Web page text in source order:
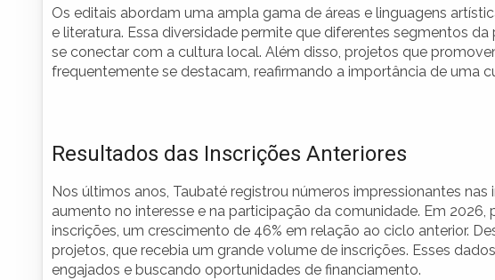
Os editais abordam uma ampla gama de áreas e linguagens
e literatura. Essa diversidade permite que diferentes segmentos
se conectar com a cultura local. Além disso, projetos que
frequentemente se destacam, reafirmando a importância de uma
Resultados das Inscrições Anteriores
Nos últimos anos, Taubaté registrou números impressionantes
aumento no interesse e na participação da comunidade. Em
inscrições, um crescimento de 46% em relação ao ciclo anterior.
projetos, que recebia um grande volume de inscrições. Esses
engajados e buscando oportunidades de financiamento.